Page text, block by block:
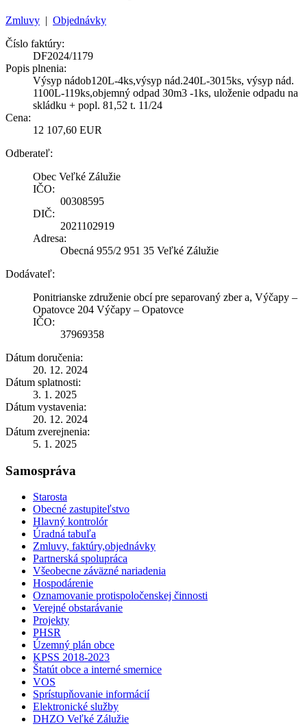
Zmluvy | Objednávky
Číslo faktúry:
DF2024/1179
Popis plnenia:
Výsyp nádob120L-4ks,výsyp nád.240L-3015ks, výsyp nád.
1100L-119ks,objemný odpad 30m3 -1ks, uloženie odpadu na
skládku + popl. 81,52 t. 11/24
Cena:
12 107,60 EUR
Odberateľ:
Obec Veľké Zálužie
IČO:
00308595
DIČ:
2021102919
Adresa:
Obecná 955/2 951 35 Veľké Zálužie
Dodávateľ:
Ponitrianske združenie obcí pre separovaný zber a, Výčapy –
Opatovce 204 Výčapy – Opatovce
IČO:
37969358
Dátum doručenia:
20. 12. 2024
Dátum splatnosti:
3. 1. 2025
Dátum vystavenia:
20. 12. 2024
Dátum zverejnenia:
5. 1. 2025
Samospráva
Starosta
Obecné zastupiteľstvo
Hlavný kontrolór
Úradná tabuľa
Zmluvy, faktúry,objednávky
Partnerská spolupráca
Všeobecne záväzné nariadenia
Hospodárenie
Oznamovanie protispoločenskej činnosti
Verejné obstarávanie
Projekty
PHSR
Územný plán obce
KPSS 2018-2023
Štatút obce a interné smernice
VOS
Sprístupňovanie informácií
Elektronické služby
DHZO Veľké Zálužie